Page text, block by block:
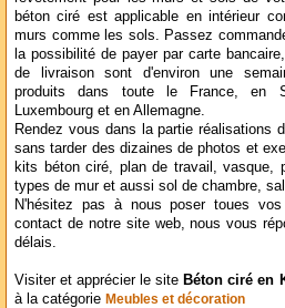
béton ciré est applicable en intérieur
murs comme les sols. Passez
la possibilité de payer par carte
de livraison sont d'environ une
produits dans toute le France, en
Luxembourg et en Allemagne.
Rendez vous dans la partie réalisations
sans tarder des dizaines de photos et
kits béton ciré, plan de travail, vasque,
types de mur et aussi sol de chambre,
N'hésitez pas à nous poser toues
contact de notre site web, nous vous
délais.
Visiter et apprécier le site Béton ciré en
à la catégorie Meubles et décoration